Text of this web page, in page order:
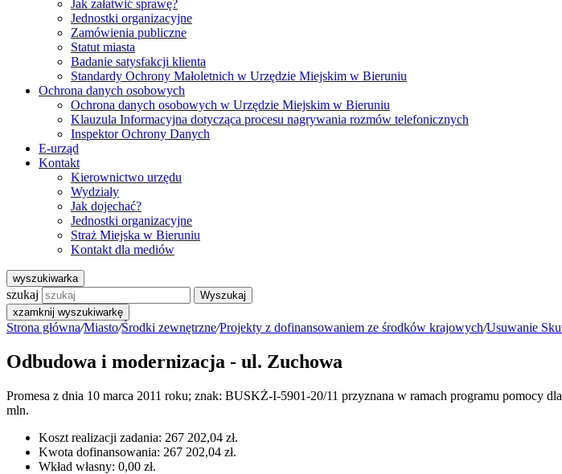
Jak załatwić sprawę?
Jednostki organizacyjne
Zamówienia publiczne
Statut miasta
Badanie satysfakcji klienta
Standardy Ochrony Małoletnich w Urzędzie Miejskim w Bieruniu
Ochrona danych osobowych
Ochrona danych osobowych w Urzędzie Miejskim w Bieruniu
Klauzula Informacyjna dotycząca procesu nagrywania rozmów telefonicznych
Inspektor Ochrony Danych
E-urząd
Kontakt
Kierownictwo urzędu
Wydziały
Jak dojechać?
Jednostki organizacyjne
Straż Miejska w Bieruniu
Kontakt dla mediów
wyszukiwarka
szukaj
Wyszukaj
xzamknij wyszukiwarkę
Strona główna/Miasto/Środki zewnętrzne/Projekty z dofinansowaniem ze środków krajowych/Usuwanie
Odbudowa i modernizacja - ul. Zuchowa
Promesa z dnia 10 marca 2011 roku; znak: BUSKŻ-I-5901-20/11 przyznana w ramach programu
mln.
Koszt realizacji zadania: 267 202,04 zł.
Kwota dofinansowania: 267 202,04 zł.
Wkład własny: 0,00 zł.